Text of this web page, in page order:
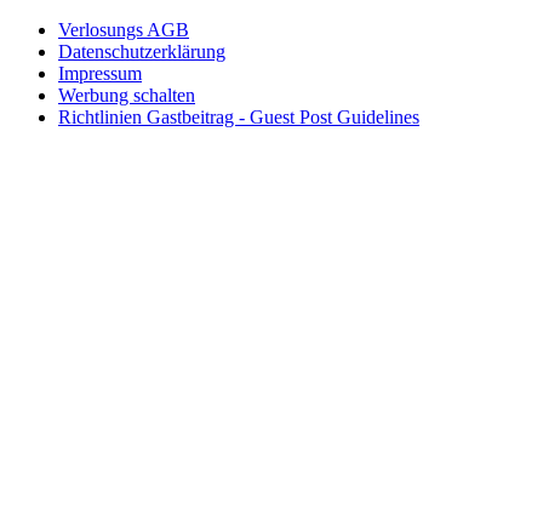
Verlosungs AGB
Datenschutzerklärung
Impressum
Werbung schalten
Richtlinien Gastbeitrag - Guest Post Guidelines